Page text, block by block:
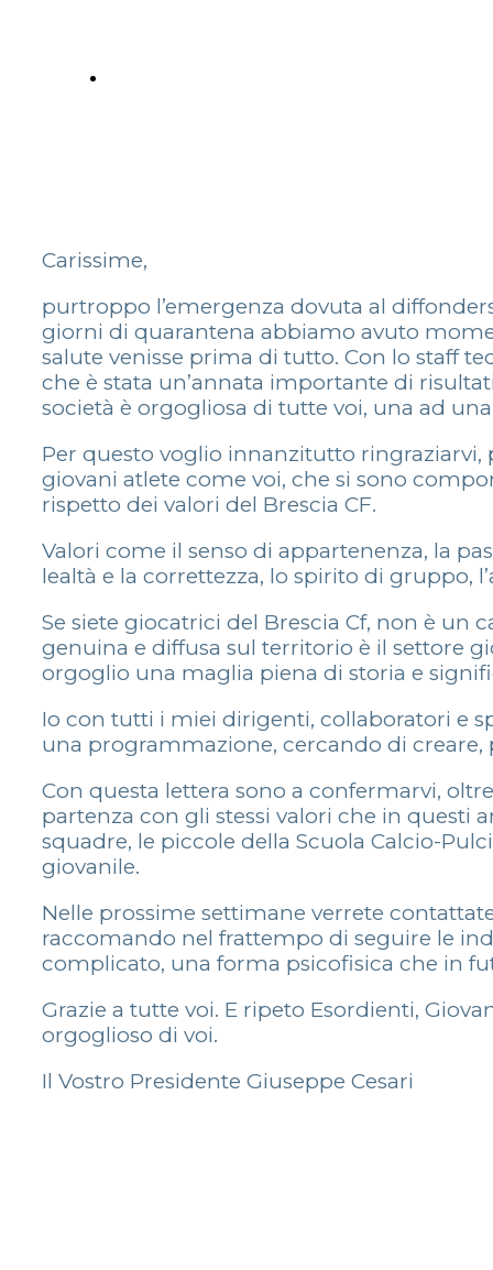
Carissime,
purtroppo l’emergenza dovuta al
giorni di quarantena abbiamo avuto
salute venisse prima di tutto. Con lo staff
che è stata un’annata importante di
società è orgogliosa di tutte voi, una ad
Per questo voglio innanzitutto
giovani atlete come voi, che si sono
rispetto dei valori del Brescia CF.
Valori come il senso di appartenenza, la
lealtà e la correttezza, lo spirito di gruppo,
Se siete giocatrici del Brescia Cf, non è un
genuina e diffusa sul territorio è il settore
orgoglio una maglia piena di storia e
Io con tutti i miei dirigenti, collaboratori e
una programmazione, cercando di
Con questa lettera sono a confermarvi,
partenza con gli stessi valori che in questi
squadre, le piccole della Scuola Calcio-
giovanile.
Nelle prossime settimane verrete
raccomando nel frattempo di seguire le
complicato, una forma psicofisica che in
Grazie a tutte voi. E ripeto Esordienti,
orgoglioso di voi.
Il Vostro Presidente Giuseppe Cesari